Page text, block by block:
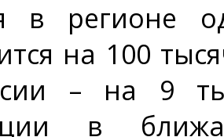
в регионе
на 100
– на 9
в